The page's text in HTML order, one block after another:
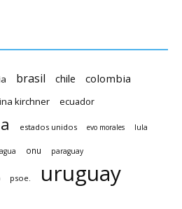
brasil chile colombia
kirchner ecuador
estados unidos evo morales lula
onu paraguay
psoe. uruguay